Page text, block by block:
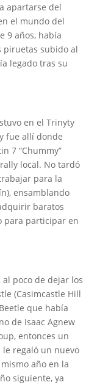
apartarse del
el mundo del
9 años, había
piruetas subido al
legado tras su
en el Trinyty
fue allí donde
7 “Chummy”
local. No tardó
para la
ensamblando
baratos
para participar en
poco de dejar los
(Casimcastle Hill
que había
de Isaac Agnew
entonces un
le regaló un nuevo
año en la
siguiente, ya